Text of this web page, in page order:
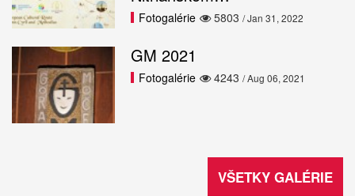
5803
Fotogalérie / Jan 31, 2022
GM 2021
4243
Fotogalérie / Aug 06, 2021
VŠETKY GALÉRIE